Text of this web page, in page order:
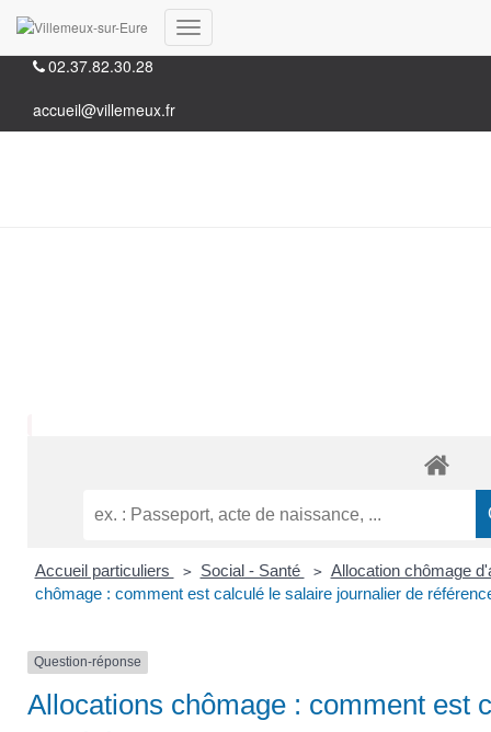
35, Grande rue 28210 Villemeux-sur-Eure
02.37.82.30.28
accueil@villemeux.fr
Déplier
Accueil particuliers > Social - Santé > Allocation chômage
chômage : comment est calculé le salaire journalier de
Question-réponse
Allocations chômage : comment est